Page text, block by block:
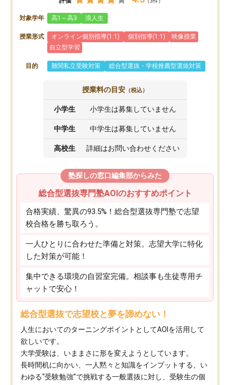
対象学年 高1～高3 浪人生
授業形式 オンライン個別指導(1:1) 個別指導(1:1)
映像授業
自立型学習
目的 難関私立受験対策 総合型選抜・学校推薦型選抜対策
授業料の目安 （税込）
小学生 小学生は募集していません
中学生 中学生は募集していません
高校生 詳細はお問い合わせください
塾探しの窓口編集部からみた
総合型選抜専門塾AOIのおすすめポイント
合格実績、驚異の93.5%！総合型選抜専門塾で志望
校合格を勝ち取ろう。
一人ひとりに合わせた準備と対策。志望大学に特化
した対策が可能！
集中できる環境の自習室完備。相談事も生徒専用チ
ャットで安心！
総合型選抜で志望校と夢を諦めない！
人生においてのターニングポイントとしてAOIを活用して
欲しいです。
大学受験は、いままさに形を変えようとしています。
長時間机に向かい、一人黙々と知識をインプットする、い
わゆる“受験勉強”で挑戦する一般選抜に対し、受験生の個